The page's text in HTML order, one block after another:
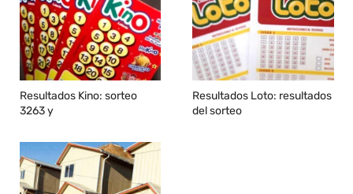
Resultados Kino: sorteo
3263 y
Resultados Loto: resultados
del sorteo